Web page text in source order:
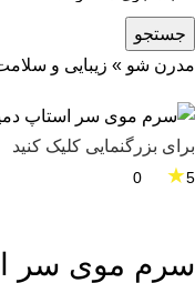
جستجو
مدرن شو » زیبایی و
برای بزرگنمایی کلیک کنید
5
★